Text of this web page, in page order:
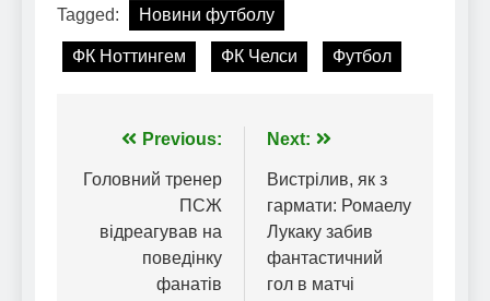
Tagged: Новини футболу
ФК Ноттингем ФК Челси Футбол
Навігація
записів
Previous:
Головний тренер
ПСЖ
відреагував на
поведінку
фанатів
Next:
Вистрілив, як з
гармати: Ромаелу
Лукаку забив
фантастичний
гол в матчі